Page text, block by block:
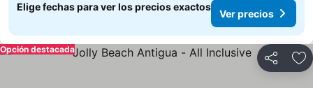
Elige fechas para ver los precios exactos
Ver precios
Compartir
Opción destacada